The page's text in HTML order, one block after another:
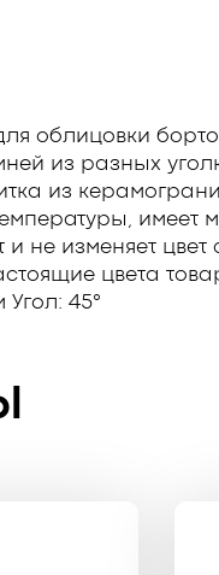
облицовки
из разных
из
имеет
не изменяет цвет
цвета
45°